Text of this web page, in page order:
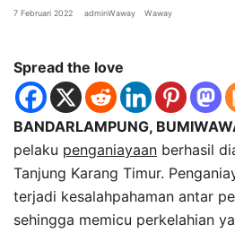
7 Februari 2022
adminWaway Waway
Spread the love
BANDARLAMPUNG,
pelaku penganiayaan berhasil
Tanjung Karang Timur.
terjadi kesalahpahaman antar
sehingga memicu perkelahian